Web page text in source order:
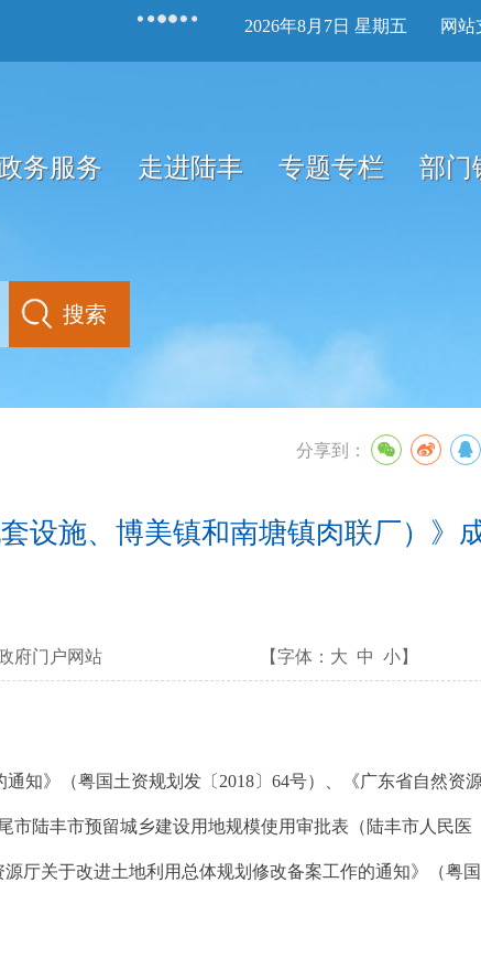
2026年8月7日 星期五 网站
务服务 走进陆丰 专题专栏 部门
分享到：
设施、博美镇和南塘镇肉联厂）》
府门户网站 【字体： 大 中 小】
》（粤国土资规划发〔2018〕64号）、《广东省自然资
市陆丰市预留城乡建设用地规模使用审批表（陆丰市人民医
厅关于改进土地利用总体规划修改备案工作的通知》（粤国